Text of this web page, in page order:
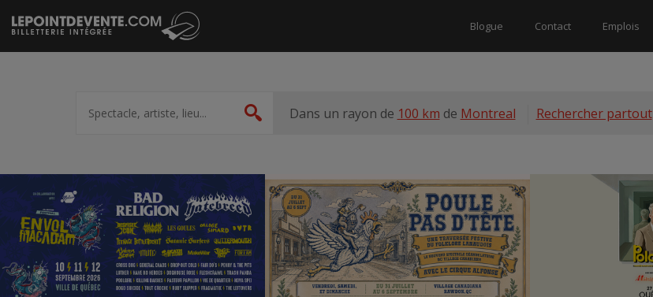
Passer
au
contenu
Blogue Contact Emplois
artiste,
lieu...
Rechercher
Dans un rayon de 100 km de Montreal Rechercher partout
Accueil
Suggestions